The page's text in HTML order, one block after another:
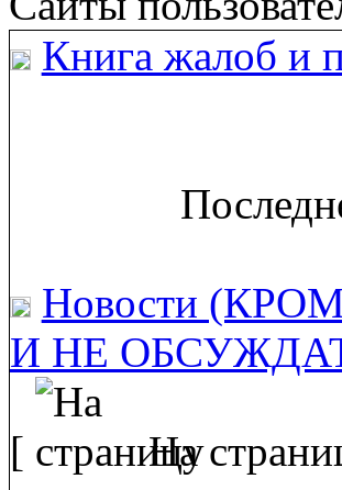
Книга жалоб и
Новости
И НЕ
[ На